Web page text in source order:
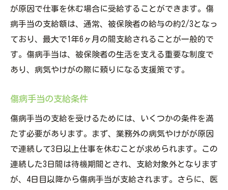
ント
休業するタイミングの見極め方
休業開始と申請のタイミング
職場復帰のための準備
傷病手当申請後の流れ
傷病手当が支給されるまでの流れを理解しよう
傷病手当申請から支給までのプロセス
支給が遅れる場合の対処法
支給後の確認事項
が原因で仕事を休む場合に受給することができます。傷
病手当の支給額は、通常、被保険者の給与の約2/3となっ
ており、最大で1年6ヶ月の間支給されることが一般的で
す。傷病手当は、被保険者の生活を支える重要な制度で
あり、病気やけがの際に頼りになる支援策です。
傷病手当の支給条件
傷病手当の支給を受けるためには、いくつかの条件を満
たす必要があります。まず、業務外の病気やけがが原因
で連続して3日以上仕事を休むことが求められます。この
連続した3日間は待機期間とされ、支給対象外となります
が、4日目以降から傷病手当が支給されます。さらに、医